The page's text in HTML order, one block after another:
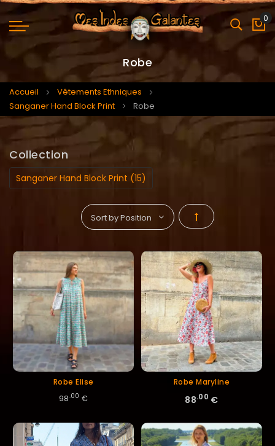
0
Robe
Accueil
Vêtements Ethniques
Sanganer Hand Block Print
Robe
Par
décroissant
Robe Elise
98.00 €
Robe Maryline
88.00 €
Collection
Sanganer Hand Block Print (15)